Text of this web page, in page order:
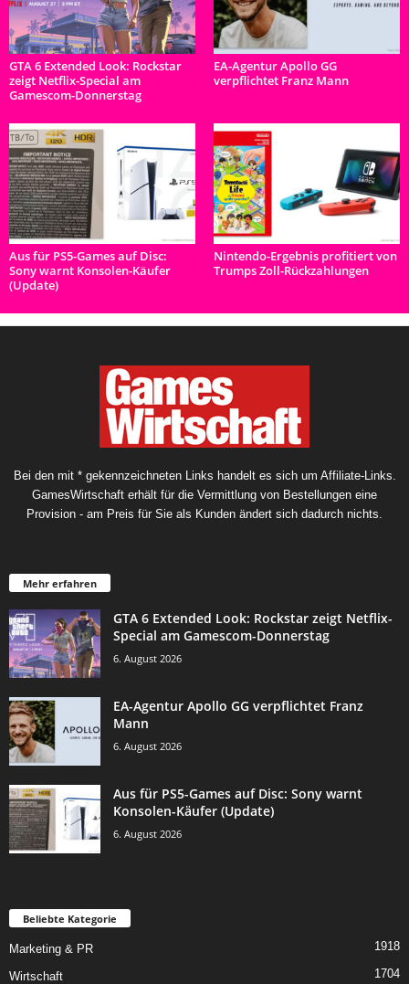
GTA 6 Extended Look: Rockstar
zeigt Netflix-Special am
Gamescom-Donnerstag
EA-Agentur Apollo GG
verpflichtet Franz Mann
Aus für PS5-Games auf Disc:
Sony warnt Konsolen-Käufer
(Update)
Nintendo-Ergebnis profitiert von
Trumps Zoll-Rückzahlungen
Bei den mit * gekennzeichneten Links handelt es sich um Affiliate-Links.
GamesWirtschaft erhält für die Vermittlung von Bestellungen eine
Provision - am Preis für Sie als Kunden ändert sich dadurch nichts.
Mehr erfahren
GTA 6 Extended Look: Rockstar zeigt Netflix-
Special am Gamescom-Donnerstag
6. August 2026
EA-Agentur Apollo GG verpflichtet Franz
Mann
6. August 2026
Aus für PS5-Games auf Disc: Sony warnt
Konsolen-Käufer (Update)
6. August 2026
Beliebte Kategorie
Marketing & PR 1918
Wirtschaft 1704